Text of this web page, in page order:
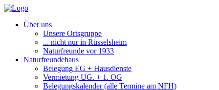
Über uns
Unsere Ortsgruppe
... nicht nur in Rüsselsheim
Naturfreunde vor 1933
Naturfreundehaus
Belegung EG + Hausdienste
Vermietung UG. + 1. OG
Belegungskalender (alle Termine am NFH)